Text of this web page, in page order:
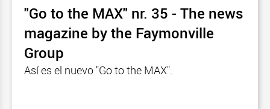
"Go to the MAX" nr. 35 - The news
magazine by the Faymonville
Group
Así es el nuevo "Go to the MAX".